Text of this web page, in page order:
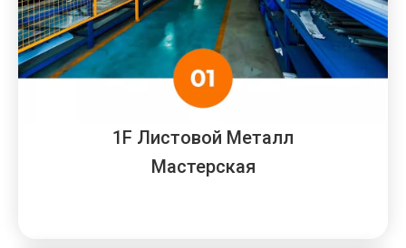
1F Листовой Металл
Мастерская